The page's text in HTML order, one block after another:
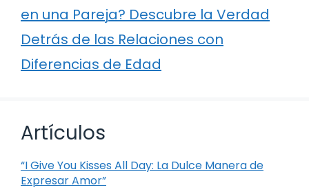
en una Pareja? Descubre la Verdad
Detrás de las Relaciones con
Diferencias de Edad
Artículos
“I Give You Kisses All Day: La Dulce Manera de
Expresar Amor”